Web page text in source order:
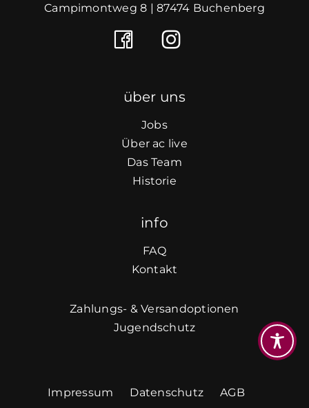
Campimontweg 8 | 87474 Buchenberg
über uns
Jobs
Über ac live
Das Team
Historie
info
FAQ
Kontakt
Zahlungs- & Versandoptionen
Jugendschutz
Impressum Datenschutz AGB